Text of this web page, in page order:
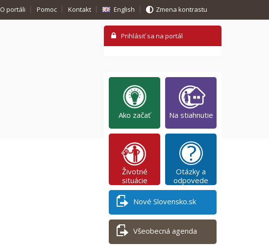
O portáli Pomoc Kontakt English Zmena kontrastu
Ako začať Na stiahnutie
Životné
situácie
Otázky a
odpovede
Nové Slovensko.sk
Všeobecná agenda